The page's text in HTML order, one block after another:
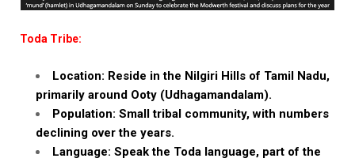
Toda Tribe:
Location: Reside in the Nilgiri Hills of Tamil Nadu,
primarily around Ooty (Udhagamandalam).
Population: Small tribal community, with numbers
declining over the years.
Language: Speak the Toda language, part of the